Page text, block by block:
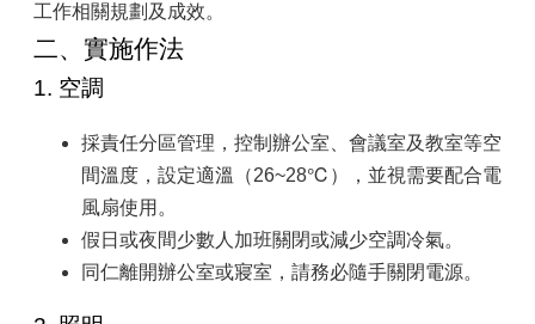
工作相關規劃及成效。
二、實施作法
1. 空調
採責任分區管理，控制辦公室、會議室及教室等空
間溫度，設定適溫（26~28℃），並視需要配合電
風扇使用。
假日或夜間少數人加班關閉或減少空調冷氣。
同仁離開辦公室或寢室，請務必隨手關閉電源。